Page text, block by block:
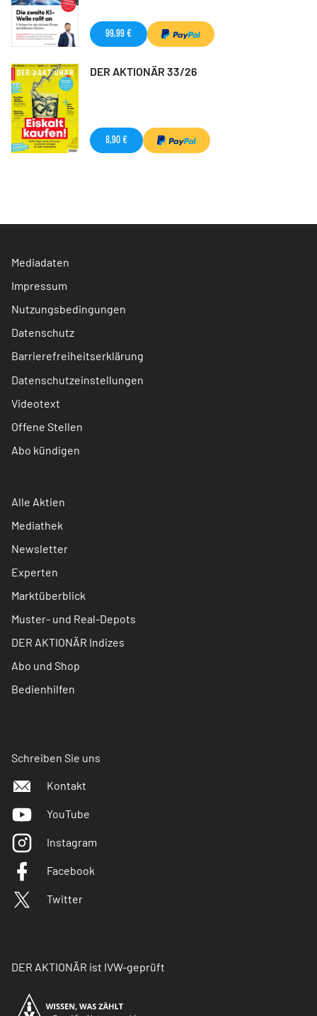
99,99 €
DER AKTIONÄR 33/26
8,90 €
Mediadaten
Impressum
Nutzungsbedingungen
Datenschutz
Barrierefreiheitserklärung
Datenschutzeinstellungen
Videotext
Offene Stellen
Abo kündigen
Alle Aktien
Mediathek
Newsletter
Experten
Marktüberblick
Muster- und Real-Depots
DER AKTIONÄR Indizes
Abo und Shop
Bedienhilfen
Schreiben Sie uns
Kontakt
YouTube
Instagram
Facebook
Twitter
DER AKTIONÄR ist IVW-geprüft